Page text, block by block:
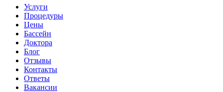
Услуги
Процедуры
Цены
Бассейн
Доктора
Блог
Отзывы
Контакты
Ответы
Вакансии